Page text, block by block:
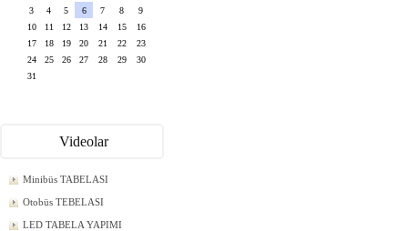
3
4 5 6 7 8
9
10
11 12 13 14 15
16
17
18 19 20 21 22
23
24
25 26 27 28 29
30
31
Videolar
Minibüs TABELASI
Otobüs TEBELASI
LED TABELA YAPIMI